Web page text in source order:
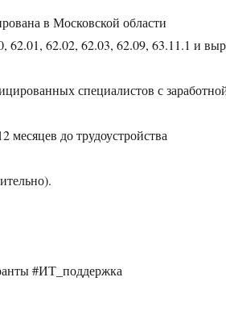
в Московской области
62.02, 62.03, 62.09, 63.11.1 и
специалистов с
до трудоустройства
#ИТ_поддержка